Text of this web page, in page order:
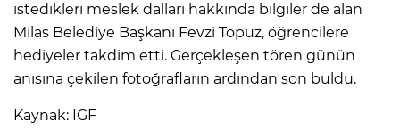
istedikleri meslek dalları hakkında bilgiler de alan
Milas Belediye Başkanı Fevzi Topuz, öğrencilere
hediyeler takdim etti. Gerçekleşen tören günün
anısına çekilen fotoğrafların ardından son buldu.
Kaynak: IGF